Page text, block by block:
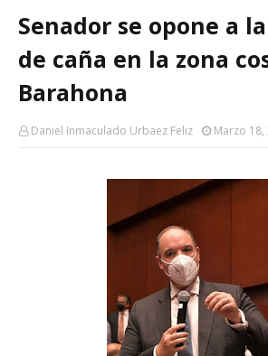
Senador se opone a
de caña en la zona
Barahona
Daniel Inmaculado Urbaez Feliz Marzo 18,